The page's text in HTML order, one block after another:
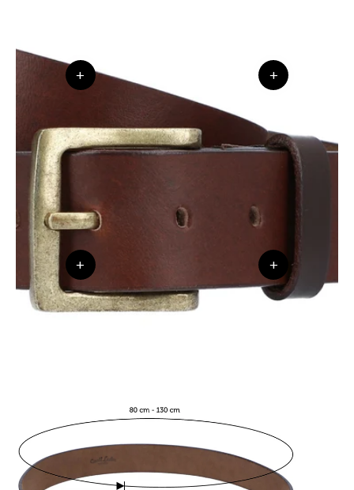
+ +
+ +